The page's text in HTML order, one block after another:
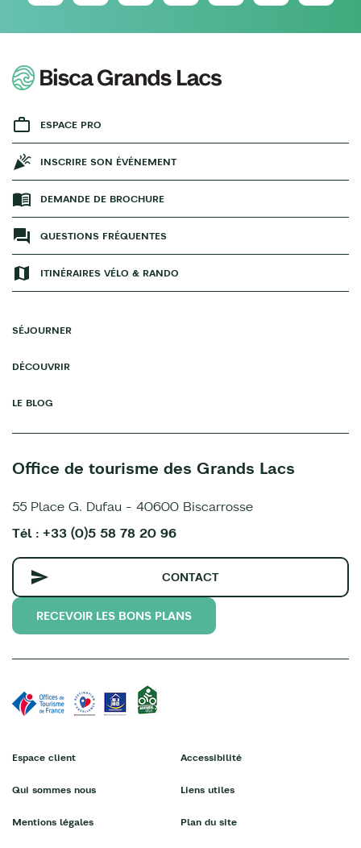
ESPACE PRO
INSCRIRE SON ÉVÉNEMENT
DEMANDE DE BROCHURE
QUESTIONS FRÉQUENTES
ITINÉRAIRES VÉLO & RANDO
SÉJOURNER
DÉCOUVRIR
LE BLOG
Office de tourisme des Grands Lacs
55 Place G. Dufau - 40600 Biscarrosse
Tél : +33 (0)5 58 78 20 96
CONTACT
RECEVOIR LES BONS PLANS
Espace client
Qui sommes nous
Mentions légales
Accessibilité
Liens utiles
Plan du site